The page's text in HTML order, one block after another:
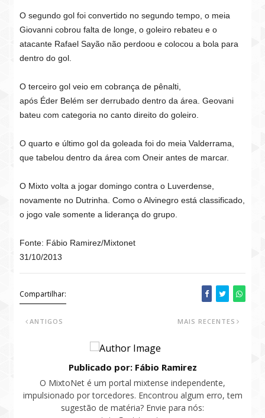
O segundo gol foi convertido no segundo tempo, o meia
Giovanni cobrou falta de longe, o goleiro rebateu e o
atacante Rafael Sayão não perdoou e colocou a bola para
dentro do gol.
O terceiro gol veio em cobrança de pênalti,
após Éder Belém ser derrubado dentro da área. Geovani
bateu com categoria no canto direito do goleiro.
O quarto e último gol da goleada foi do meia Valderrama,
que tabelou dentro da área com Oneir antes de marcar.
O Mixto volta a jogar domingo contra o Luverdense,
novamente no Dutrinha. Como o Alvinegro está classificado,
o jogo vale somente a liderança do grupo.
Fonte: Fábio Ramirez/Mixtonet
31/10/2013
Compartilhar:
MAIS RECENTES
ANTIGOS
Publicado por: Fábio Ramirez
O MixtoNet é um portal mixtense independente,
impulsionado por torcedores. Encontrou algum erro, tem
sugestão de matéria? Envie para nós: